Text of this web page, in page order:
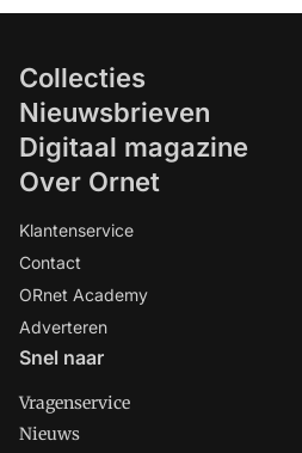
Collecties
Nieuwsbrieven
Digitaal magazine
Over Ornet
Klantenservice
Contact
ORnet Academy
Adverteren
Snel naar
Vragenservice
Nieuws